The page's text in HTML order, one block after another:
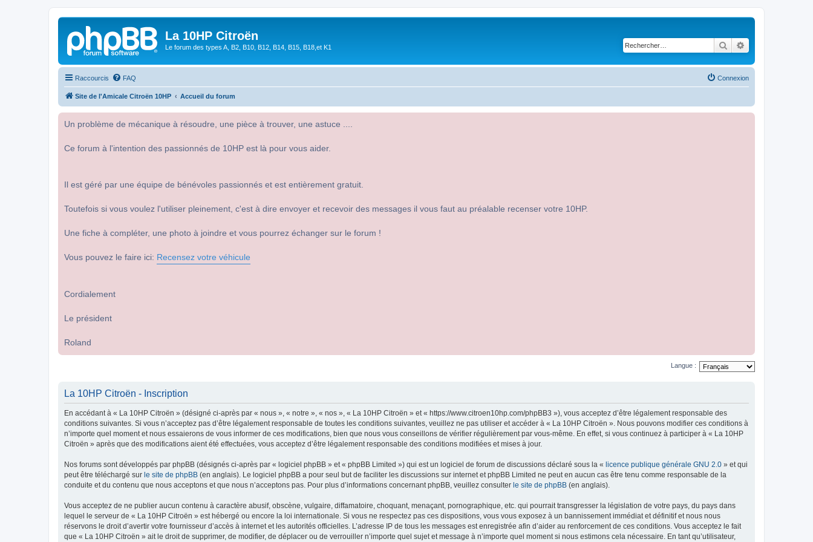
La 10HP Citroën
Le forum des types A, B2, B10, B12, B14, B15, B18,et K1 Rechercher
Raccourcis FAQ Connexion
Site de l'Amicale Citroën 10HP Accueil du forum
Un problème de mécanique à résoudre, une pièce à trouver, une astuce ....
Ce forum à l'intention des passionnés de 10HP est là pour vous aider.
Il est géré par une équipe de bénévoles passionnés et est entièrement gratuit.
Toutefois si vous voulez l'utiliser pleinement, c'est à dire envoyer et recevoir des messages il vous faut au préalable recenser votre 10HP.
Une fiche à compléter, une photo à joindre et vous pourrez échanger sur le forum !
Vous pouvez le faire ici: Recensez votre véhicule
Cordialement
Le président
Roland
Langue :
La 10HP Citroën - Inscription
En accédant à « La 10HP Citroën » (désigné ci-après par « nous », « notre », « nos », « La 10HP Citroën » et « https://www.citroen10hp.com/phpBB3 »), vous acceptez d’être légalement responsable des
conditions suivantes. Si vous n’acceptez pas d’être légalement responsable de toutes les conditions suivantes, veuillez ne pas utiliser et accéder à « La 10HP Citroën ». Nous pouvons modifier ces conditions à
n’importe quel moment et nous essaierons de vous informer de ces modifications, bien que nous vous conseillons de vérifier régulièrement par vous-même. En effet, si vous continuez à participer à « La 10HP
Citroën » après que des modifications aient été effectuées, vous acceptez d’être légalement responsable des conditions modifiées et mises à jour.
Nos forums sont développés par phpBB (désignés ci-après par « logiciel phpBB » et « phpBB Limited ») qui est un logiciel de forum de discussions déclaré sous la « licence publique générale GNU 2.0 » et qui
peut être téléchargé sur le site de phpBB (en anglais). Le logiciel phpBB a pour seul but de faciliter les discussions sur internet et phpBB Limited ne peut en aucun cas être tenu comme responsable de la
conduite et du contenu que nous acceptons et que nous n’acceptons pas. Pour plus d’informations concernant phpBB, veuillez consulter le site de phpBB (en anglais).
Vous acceptez de ne publier aucun contenu à caractère abusif, obscène, vulgaire, diffamatoire, choquant, menaçant, pornographique, etc. qui pourrait transgresser la législation de votre pays, du pays dans
lequel le serveur de « La 10HP Citroën » est hébergé ou encore la loi internationale. Si vous ne respectez pas ces dispositions, vous vous exposez à un bannissement immédiat et définitif et nous nous
réservons le droit d’avertir votre fournisseur d’accès à internet et les autorités officielles. L’adresse IP de tous les messages est enregistrée afin d’aider au renforcement de ces conditions. Vous acceptez le fait
que « La 10HP Citroën » ait le droit de supprimer, de modifier, de déplacer ou de verrouiller n’importe quel sujet et message à n’importe quel moment si nous estimons cela nécessaire. En tant qu’utilisateur,